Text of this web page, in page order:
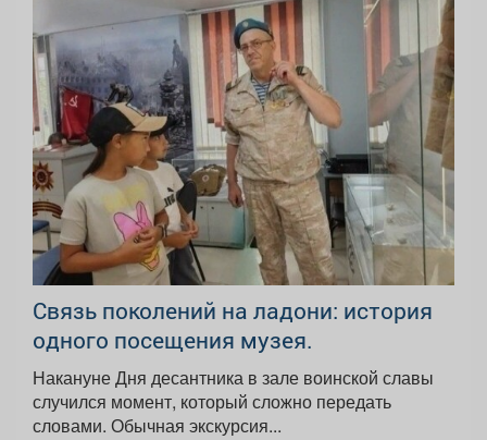
Связь поколений на ладони: история
одного посещения музея.
Накануне Дня десантника в зале воинской славы
случился момент, который сложно передать
словами. Обычная экскурсия...